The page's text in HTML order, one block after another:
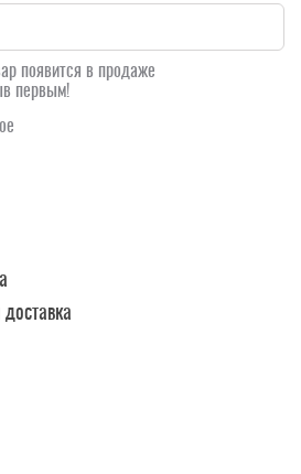
появится в продаже
первым!
доставка